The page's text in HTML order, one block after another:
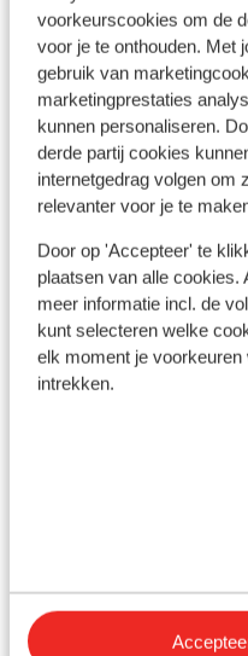
voorkeurscookies om de
voor je te onthouden. Met
gebruik van
marketingprestaties
kunnen personaliseren.
derde partij cookies
internetgedrag volgen om
relevanter voor je te
Door op 'Accepteer' te
plaatsen van alle cookies.
meer informatie incl. de
kunt selecteren welke
elk moment je
intrekken.
In de buurt
Strand: 400 m
Centrum: 600 m
Luchthaven: 50 km
Bushalte: 200 m
Afstand tot
accommodatie)
Winkels: 200 m
(Mini)supermarkt: 30
Restaurant: 50 m